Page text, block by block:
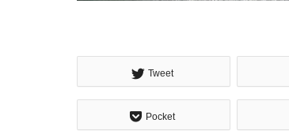
Tweet
Pocket